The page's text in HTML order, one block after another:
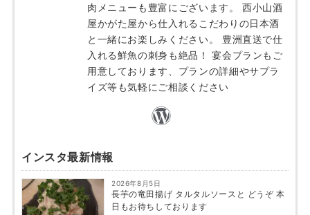
肉メニューも豊富にございます。 西小山酒
屋かがた屋から仕入れるこだわりの日本酒
と一緒にお楽しみください。 豊洲直送で仕
入れる鮮魚の刺身も絶品！ 宴会プランもご
用意しております、プランの詳細やサプラ
イズ等も気軽にご相談ください
インスタ最新情報
2026年8月5日
長芋の竜田揚げ タルタルソースと どうぞ 本
日もお待ちしております